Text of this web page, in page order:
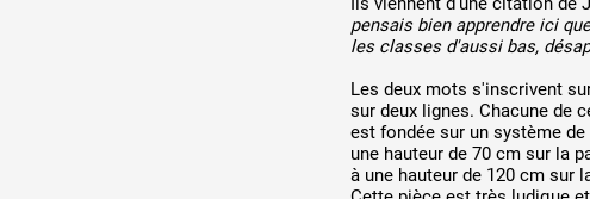
pensais bien apprendre ici
les classes d'aussi bas,
Les deux mots s'inscrivent
sur deux lignes. Chacune de
est fondée sur un système
une hauteur de 70 cm sur la
à une hauteur de 120 cm sur